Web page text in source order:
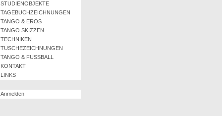
STUDIENOBJEKTE
TAGEBUCHZEICHNUNGEN
TANGO & EROS
TANGO SKIZZEN
TECHNIKEN
TUSCHEZEICHNUNGEN
TANGO & FUSSBALL
KONTAKT
LINKS
Anmelden